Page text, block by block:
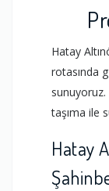
Hatay
rotasında
taşıma ile
Hatay